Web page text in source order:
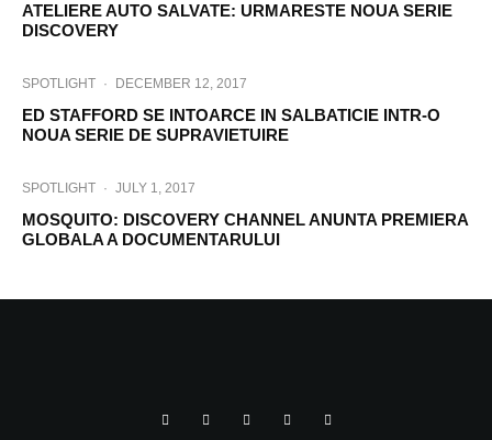
ATELIERE AUTO SALVATE: URMARESTE NOUA SERIE
DISCOVERY
SPOTLIGHT · DECEMBER 12, 2017
ED STAFFORD SE INTOARCE IN SALBATICIE INTR-O
NOUA SERIE DE SUPRAVIETUIRE
SPOTLIGHT · JULY 1, 2017
MOSQUITO: DISCOVERY CHANNEL ANUNTA PREMIERA
GLOBALA A DOCUMENTARULUI